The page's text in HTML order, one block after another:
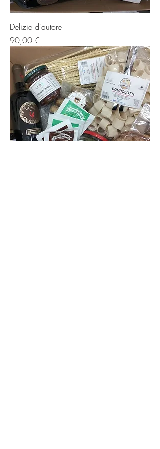
Delizie d'autore
Prezzo
90,00 €